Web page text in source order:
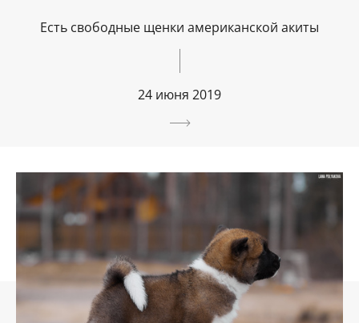
Есть свободные щенки американской акиты
24 июня 2019